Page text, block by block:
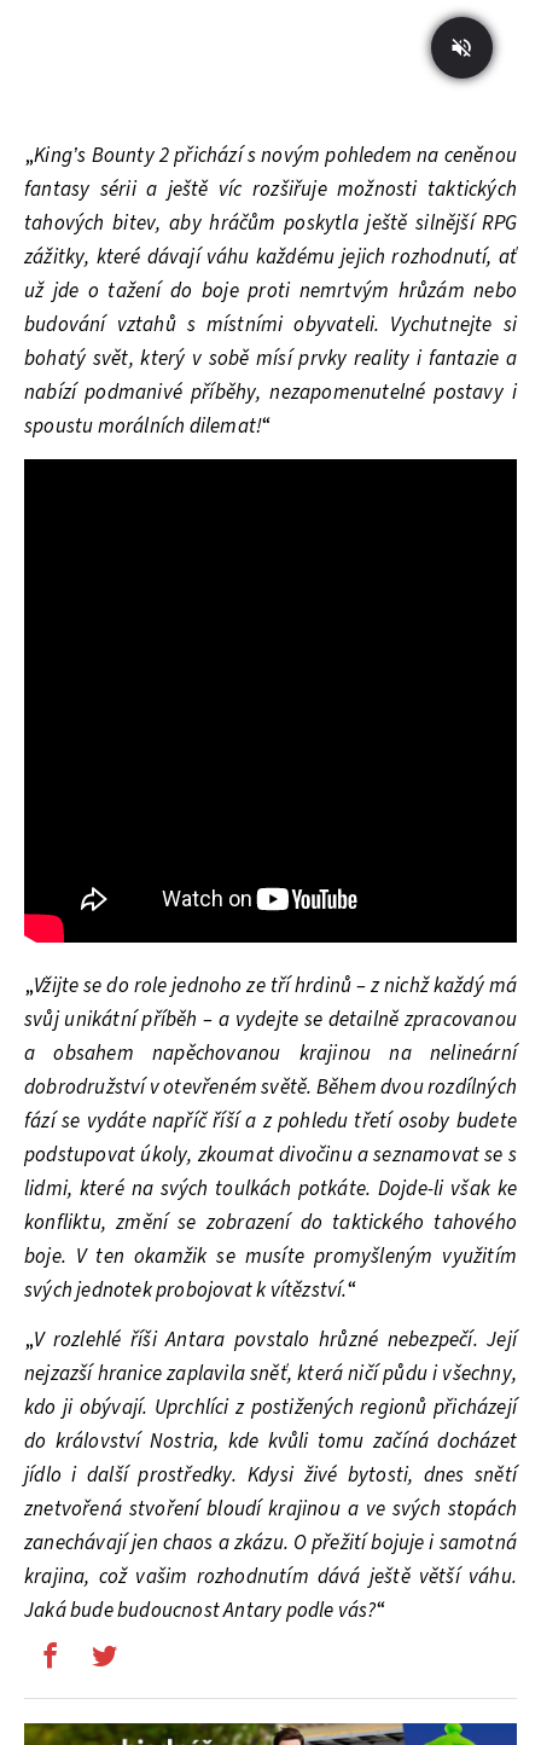
„King’s Bounty 2 přichází s novým pohledem na ceněnou
fantasy sérii a ještě víc rozšiřuje možnosti taktických
tahových bitev, aby hráčům poskytla ještě silnější RPG
zážitky, které dávají váhu každému jejich rozhodnutí, ať
už jde o tažení do boje proti nemrtvým hrůzám nebo
budování vztahů s místními obyvateli. Vychutnejte si
bohatý svět, který v sobě mísí prvky reality i fantazie a
nabízí podmanivé příběhy, nezapomenutelné postavy i
spoustu morálních dilemat!“
„Vžijte se do role jednoho ze tří hrdinů – z nichž každý má
svůj unikátní příběh – a vydejte se detailně zpracovanou
a obsahem napěchovanou krajinou na nelineární
dobrodružství v otevřeném světě. Během dvou rozdílných
fází se vydáte napříč říší a z pohledu třetí osoby budete
podstupovat úkoly, zkoumat divočinu a seznamovat se s
lidmi, které na svých toulkách potkáte. Dojde-li však ke
konfliktu, změní se zobrazení do taktického tahového
boje. V ten okamžik se musíte promyšleným využitím
svých jednotek probojovat k vítězství.“
„V rozlehlé říši Antara povstalo hrůzné nebezpečí. Její
nejzazší hranice zaplavila sněť, která ničí půdu i všechny,
kdo ji obývají. Uprchlíci z postižených regionů přicházejí
do království Nostria, kde kvůli tomu začíná docházet
jídlo i další prostředky. Kdysi živé bytosti, dnes snětí
znetvořená stvoření bloudí krajinou a ve svých stopách
zanechávají jen chaos a zkázu. O přežití bojuje i samotná
krajina, což vašim rozhodnutím dává ještě větší váhu.
Jaká bude budoucnost Antary podle vás?“